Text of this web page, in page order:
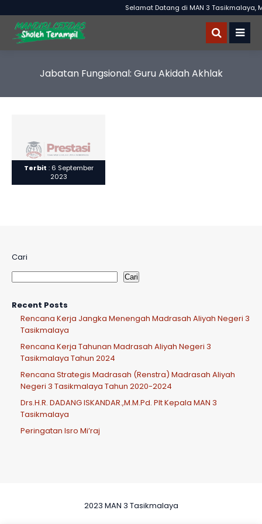
Selamat Datang di MAN 3 Tasikmalaya,
Jabatan Fungsional: Guru Akidah Akhlak
Terbit : 6 September
2023
Cari
Cari
Recent Posts
Rencana Kerja Jangka Menengah Madrasah Aliyah Negeri 3
Tasikmalaya
Rencana Kerja Tahunan Madrasah Aliyah Negeri 3
Tasikmalaya Tahun 2024
Rencana Strategis Madrasah (Renstra) Madrasah Aliyah
Negeri 3 Tasikmalaya Tahun 2020-2024
Drs.H.R. DADANG ISKANDAR.,M.M.Pd. Plt Kepala MAN 3
Tasikmalaya
Peringatan Isro Mi’raj
2023 MAN 3 Tasikmalaya